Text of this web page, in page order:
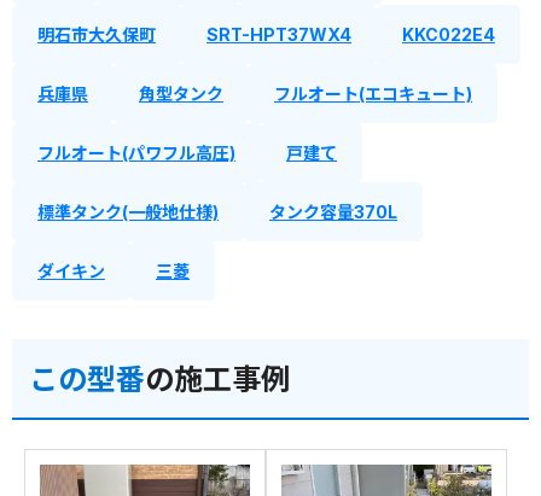
明石市大久保町 SRT-HPT37WX4 KKC022E4
兵庫県 角型タンク フルオート(エコキュート)
フルオート(パワフル高圧) 戸建て
標準タンク(一般地仕様) タンク容量370L
ダイキン 三菱
この型番の施工事例